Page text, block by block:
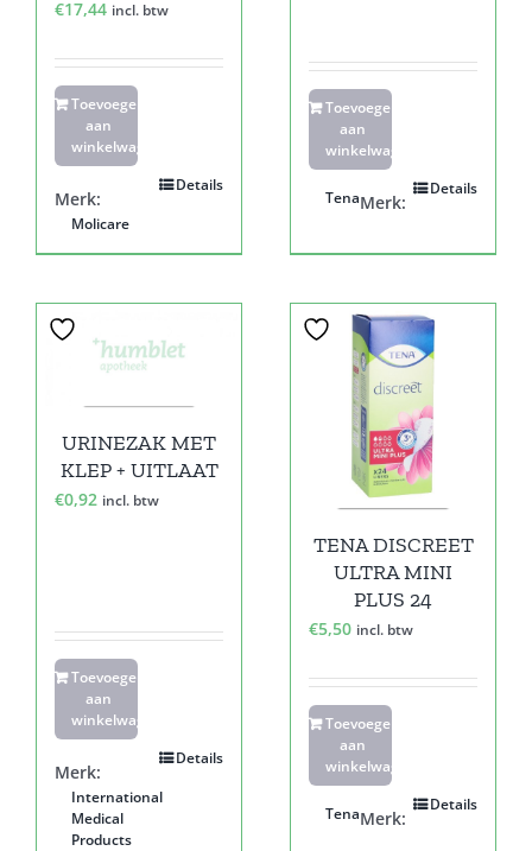
€17,44 incl. btw
Toevoegen
aan
winkelwagen
Details
Merk:
Molicare
Toevoegen
aan
winkelwagen
Details
Merk:
Tena
URINEZAK MET
KLEP + UITLAAT
€0,92 incl. btw
Toevoegen
aan
winkelwagen
Details
Merk:
International
Medical
Products
TENA DISCREET
ULTRA MINI
PLUS 24
€5,50 incl. btw
Toevoegen
aan
winkelwagen
Details
Merk:
Tena